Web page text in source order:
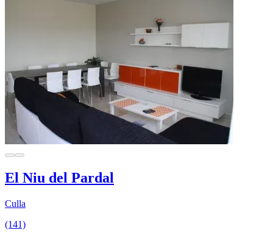
El Niu del Pardal
Culla
(141)